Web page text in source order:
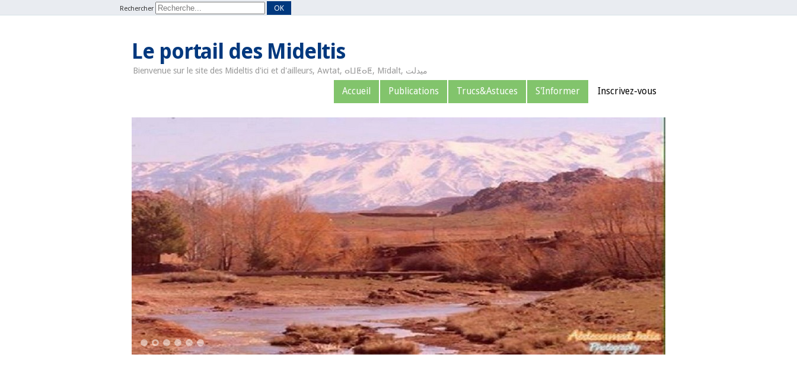
Rechercher OK
Le portail des Mideltis
Bienvenue sur le site des Mideltis d'ici et d'ailleurs, Awtat, ⴰⵡⵟⴰⵟ, Mīdalt, ميدلت
Accueil Publications Trucs&Astuces S'Informer Inscrivez-vous
1 2 3 4 5 6